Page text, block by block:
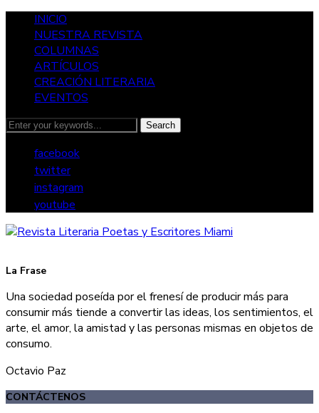
INICIO
NUESTRA REVISTA
COLUMNAS
ARTÍCULOS
CREACIÓN LITERARIA
EVENTOS
facebook
twitter
instagram
youtube
La Frase
Una sociedad poseída por el frenesí de producir más para
consumir más tiende a convertir las ideas, los sentimientos, el
arte, el amor, la amistad y las personas mismas en objetos de
consumo.
Octavio Paz
CONTÁCTENOS